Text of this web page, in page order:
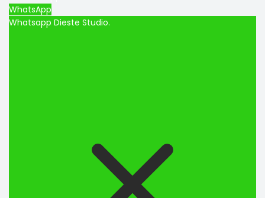
WhatsApp
Whatsapp Dieste Studio.